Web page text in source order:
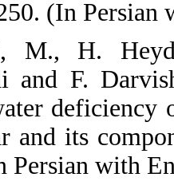
(5): 1241-
30.
impact of
seed
109-122. (In